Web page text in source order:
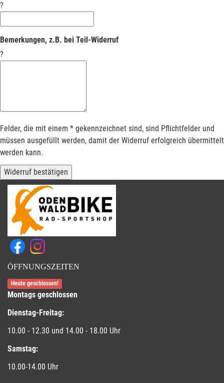
?
Bemerkungen, z.B. bei Teil-Widerruf
?
Felder, die mit einem * gekennzeichnet sind, sind Pflichtfelder und
müssen ausgefüllt werden, damit der Widerruf erfolgreich übermittelt
werden kann.
Widerruf bestätigen
ÖFFNUNGSZEITEN
Heute geschlossen!
Montags geschlossen
Dienstag-Freitag:
10.00 - 12.30 und 14.00 - 18.00 Uhr
Samstag:
10.00-14.00 Uhr